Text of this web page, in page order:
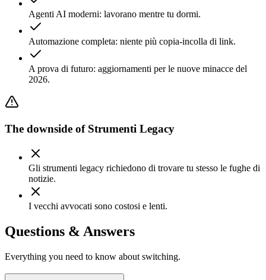
Agenti AI moderni: lavorano mentre tu dormi.
Automazione completa: niente più copia-incolla di link.
A prova di futuro: aggiornamenti per le nuove minacce del
2026.
The downside of Strumenti Legacy
Gli strumenti legacy richiedono di trovare tu stesso le fughe di
notizie.
I vecchi avvocati sono costosi e lenti.
Questions & Answers
Everything you need to know about switching.